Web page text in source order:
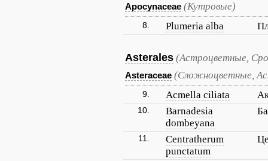
Apocynaceae (Кутровые)
8. Plumeria alba
Asterales (Астроцветные,
Asteraceae (Сложноцветные,
9. Acmella ciliata
10.
Barnadesia
dombeyana
11.
Centratherum
punctatum